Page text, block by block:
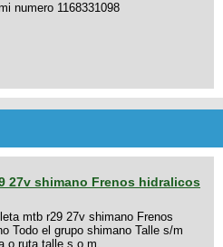
numero 1168331098
27v shimano Frenos hidralicos
mtb r29 27v shimano Frenos
Todo el grupo shimano Talle s/m
o ruta talle s o m.